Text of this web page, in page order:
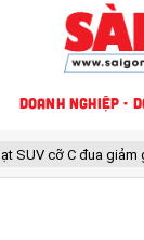
DOANH NGHIỆP -
Mazda CX-5 giá